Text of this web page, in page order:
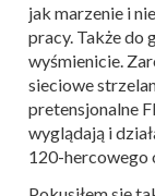
jak marzenie i
pracy. Także do
wyśmienicie.
sieciowe
pretensjonalne
wyglądają i
120-hercowego